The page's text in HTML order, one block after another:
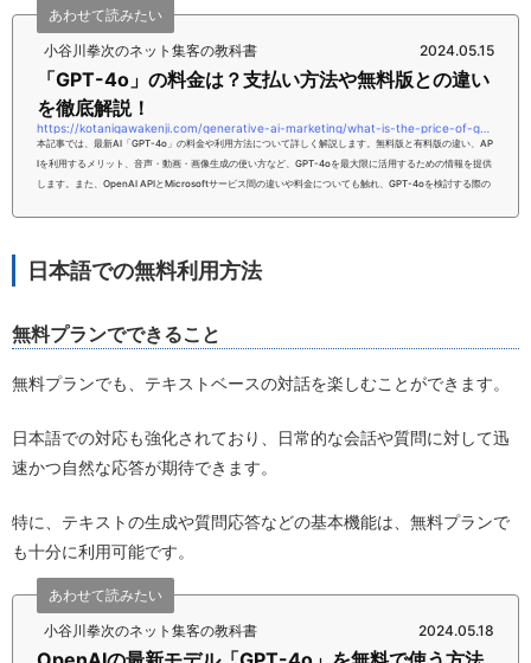
小谷川拳次のネット集客の教科書
あわせて読みたい
2024.05.15
「GPT-4o」の料金は？支払い方法や無料版との違い
を徹底解説！
本記事では、最新AI「GPT-4o」の料金や利用方法について詳しく解説します。無料版と有料版の違い、AP
Iを利用するメリット、音声・動画・画像生成の使い方など、GPT-4oを最大限に活用するための情報を提供
します。また、OpenAI APIとMicrosoftサービス間の違いや料金についても触れ、GPT-4oを検討する際の
日本語での無料利用方法
無料プランでできること
無料プランでも、テキストベースの対話を楽しむことができます。
日本語での対応も強化されており、日常的な会話や質問に対して迅
速かつ自然な応答が期待できます。
特に、テキストの生成や質問応答などの基本機能は、無料プランで
も十分に利用可能です。
小谷川拳次のネット集客の教科書
あわせて読みたい
2024.05.18